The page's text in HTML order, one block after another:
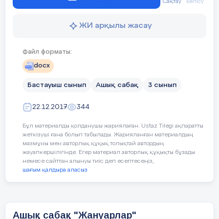
Жаттығу оңай ақ.
Дәптермен жұмыс
цифрымен жаз
-Менің туған күнім
-Менің анамның туған күні
-Білім күні
-Жазғы каникулдың
Дескриптор:
-1 сағатта
-Сағат
(Шамалар)
Шамалар туралы ауызша түсінік
Шамалар:
Сантиметр (см)–ұзындықтың
Дециметр (дм)
Сантиметрді (см)-сызғыштың
Масса–бұл шама
Сақтау Бөлісу
ЖИ арқылы жасау
Файл форматы:
docx
Бастауыш сынып Ашық сабақ 3 сынып
22.12.2017 344
Бұл материалды қолданушы жариялаған. Ustaz Tilegi ақпаратты
жеткізуші ғана болып табылады. Жарияланған материалдың
мазмұны мен авторлық құқық толықтай автордың
жауапкершілігінде. Егер материал авторлық құқықты бұзады
немесе сайттан алынуы тиіс деп есептесеңіз,
шағым қалдыра аласыз
Ашық сабақ "Жануарлар"